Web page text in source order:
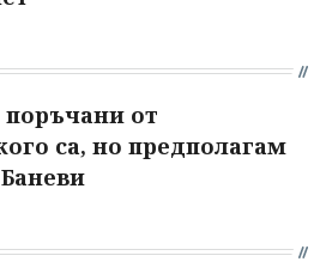
от
са, но предполагам